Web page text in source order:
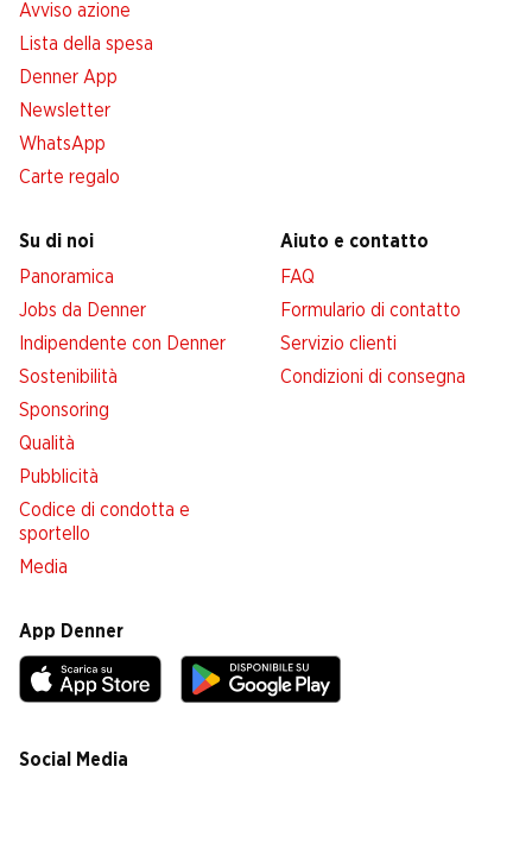
Avviso azione
Lista della spesa
Denner App
Newsletter
WhatsApp
Carte regalo
Su di noi
Panoramica
Jobs da Denner
Indipendente con Denner
Sostenibilità
Sponsoring
Qualità
Pubblicità
Codice di condotta e
sportello
Media
Aiuto e contatto
FAQ
Formulario di contatto
Servizio clienti
Condizioni di consegna
App Denner
Social Media